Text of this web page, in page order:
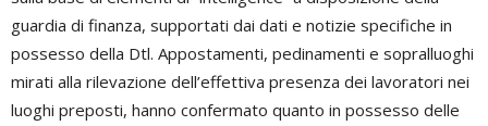
guardia di finanza, supportati dai dati e notizie specifiche in
possesso della Dtl. Appostamenti, pedinamenti e sopralluoghi
mirati alla rilevazione dell’effettiva presenza dei lavoratori nei
luoghi preposti, hanno confermato quanto in possesso delle